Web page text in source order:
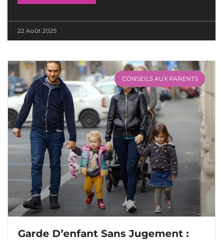
22 Août 2025
CONSEILS AUX PARENTS
Garde D’enfant Sans Jugement :